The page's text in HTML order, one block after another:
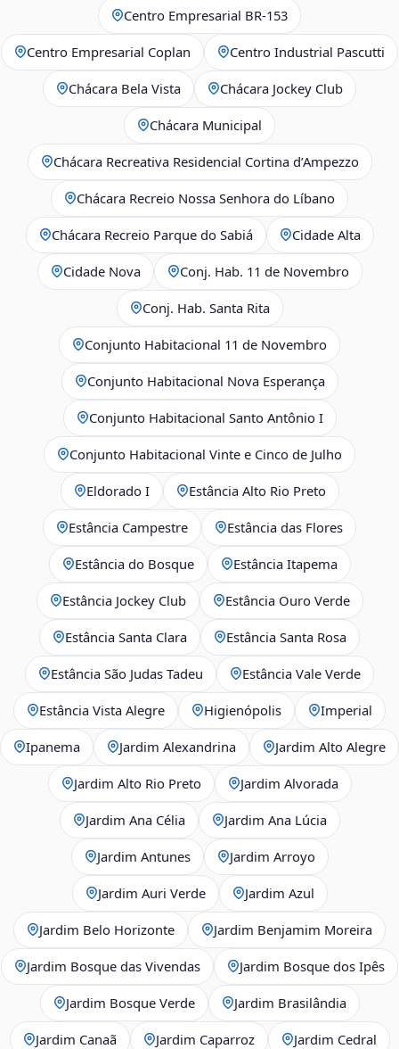
Centro Empresarial BR-153
Centro Empresarial Coplan Centro Industrial Pascutti
Chácara Bela Vista Chácara Jockey Club
Chácara Municipal
Chácara Recreativa Residencial Cortina d’Ampezzo
Chácara Recreio Nossa Senhora do Líbano
Chácara Recreio Parque do Sabiá Cidade Alta
Cidade Nova Conj. Hab. 11 de Novembro
Conj. Hab. Santa Rita
Conjunto Habitacional 11 de Novembro
Conjunto Habitacional Nova Esperança
Conjunto Habitacional Santo Antônio I
Conjunto Habitacional Vinte e Cinco de Julho
Eldorado I Estância Alto Rio Preto
Estância Campestre Estância das Flores
Estância do Bosque Estância Itapema
Estância Jockey Club Estância Ouro Verde
Estância Santa Clara Estância Santa Rosa
Estância São Judas Tadeu Estância Vale Verde
Estância Vista Alegre Higienópolis Imperial
Ipanema Jardim Alexandrina Jardim Alto Alegre
Jardim Alto Rio Preto Jardim Alvorada
Jardim Ana Célia Jardim Ana Lúcia
Jardim Antunes Jardim Arroyo
Jardim Auri Verde Jardim Azul
Jardim Belo Horizonte Jardim Benjamim Moreira
Jardim Bosque das Vivendas Jardim Bosque dos Ipês
Jardim Bosque Verde Jardim Brasilândia
Jardim Canaã Jardim Caparroz Jardim Cedral